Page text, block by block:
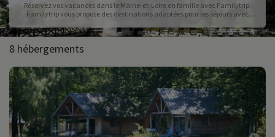
Réservez vos vacances dans le Maine-et-Loire en famille avec Familytrip.
Familytrip vous propose des destinations adaptées pour les séjours avec
2 fleuves pas le temps de s'ennuyer !
8 hébergements